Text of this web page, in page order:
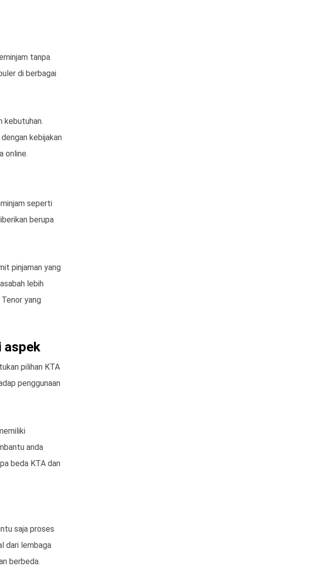
tanpa
di berbagai
kebutuhan.
kebijakan
online.
seperti
berupa
pinjaman yang
lebih
yang
aspek
pilihan KTA
penggunaan
anda
beda KTA dan
saja proses
dari lembaga
berbeda.